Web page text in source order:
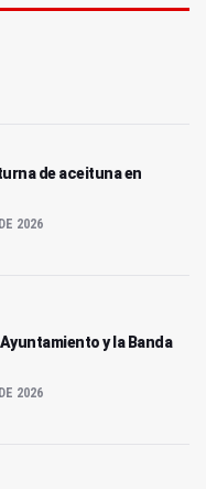
de aceituna en
2026
y la Banda
2026